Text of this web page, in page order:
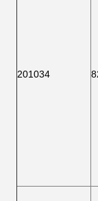
201034